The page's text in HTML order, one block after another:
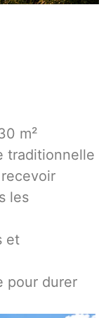
m²
traditionnelle
les
et
pour durer